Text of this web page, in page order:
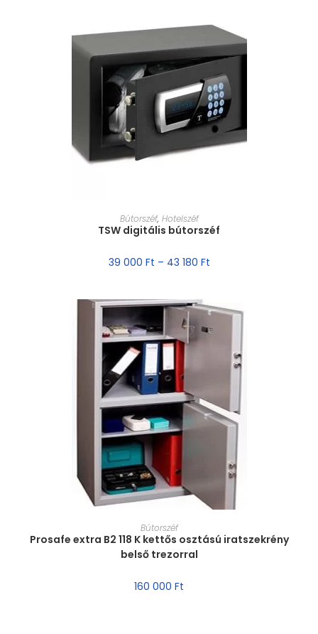
MÉRET VÁLASZTÁSA
Bútorszéf, Hotelszéf
TSW digitális bútorszéf
39 000 Ft – 43 180 Ft
MÉRET VÁLASZTÁSA
Bútorszéf
Prosafe extra B2 118 K kettős osztású iratszekrény
belső trezorral
160 000 Ft